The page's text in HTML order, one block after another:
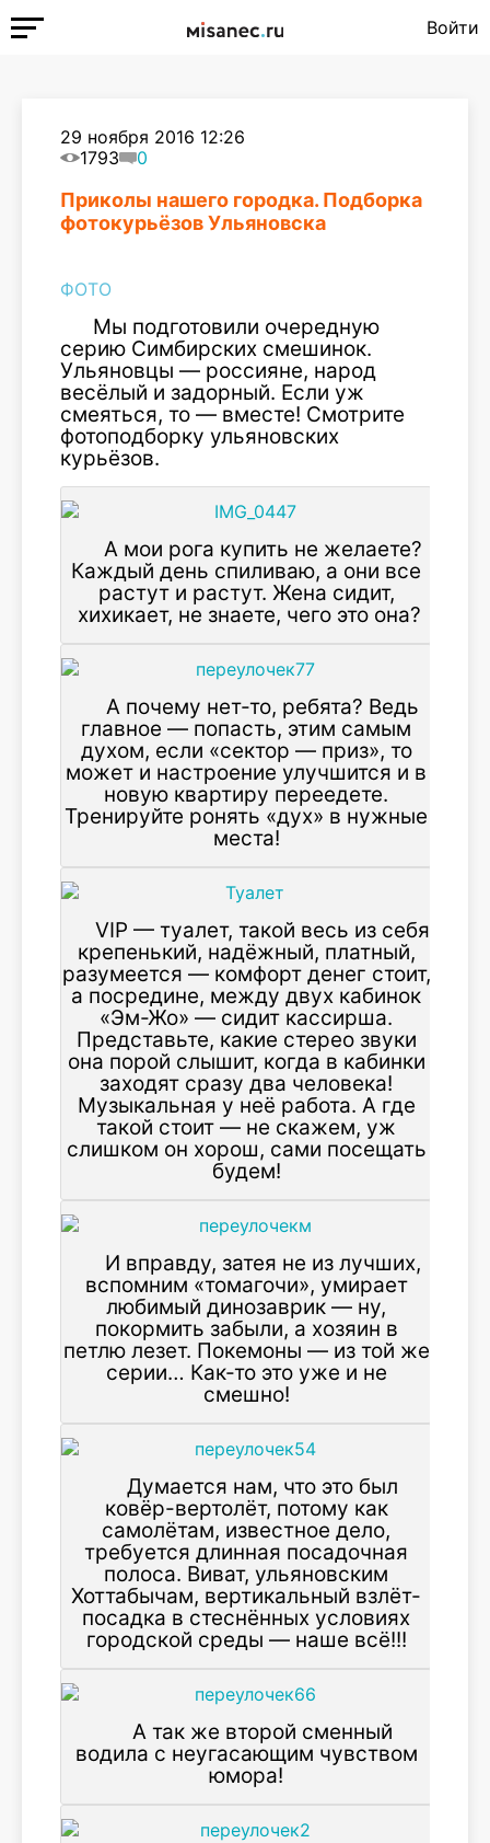
Войти
29 ноября 2016 12:26
1793
0
Приколы нашего городка. Подборка
фотокурьёзов Ульяновска
ФОТО
Мы подготовили очередную
серию Симбирских смешинок.
Ульяновцы — россияне, народ
весёлый и задорный. Если уж
смеяться, то — вместе! Смотрите
фотоподборку ульяновских
курьёзов.
А мои рога купить не желаете?
Каждый день спиливаю, а они все
растут и растут. Жена сидит,
хихикает, не знаете, чего это она?
А почему нет-то, ребята? Ведь
главное — попасть, этим самым
духом, если «сектор — приз», то
может и настроение улучшится и в
новую квартиру переедете.
Тренируйте ронять «дух» в нужные
места!
VIP — туалет, такой весь из себя
крепенький, надёжный, платный,
разумеется — комфорт денег стоит,
а посредине, между двух кабинок
«Эм-Жо» — сидит кассирша.
Представьте, какие стерео звуки
она порой слышит, когда в кабинки
заходят сразу два человека!
Музыкальная у неё работа. А где
такой стоит — не скажем, уж
слишком он хорош, сами посещать
будем!
И вправду, затея не из лучших,
вспомним «томагочи», умирает
любимый динозаврик — ну,
покормить забыли, а хозяин в
петлю лезет. Покемоны — из той же
серии… Как-то это уже и не
смешно!
Думается нам, что это был
ковёр-вертолёт, потому как
самолётам, известное дело,
требуется длинная посадочная
полоса. Виват, ульяновским
Хоттабычам, вертикальный взлёт-
посадка в стеснённых условиях
городской среды — наше всё!!!
А так же второй сменный
водила с неугасающим чувством
юмора!